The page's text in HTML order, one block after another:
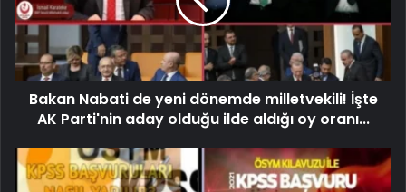
Bakan Nabati de yeni dönemde milletvekili! İşte
AK Parti'nin aday olduğu ilde aldığı oy oranı...